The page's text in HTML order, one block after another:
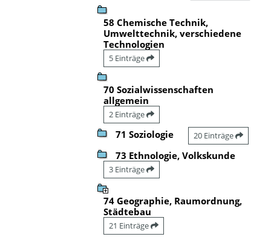
58 Chemische Technik,
Umwelttechnik, verschiedene
Technologien
5 Einträge
70 Sozialwissenschaften
allgemein
2 Einträge
71 Soziologie 20 Einträge
73 Ethnologie, Volkskunde
3 Einträge
74 Geographie, Raumordnung,
Städtebau
21 Einträge